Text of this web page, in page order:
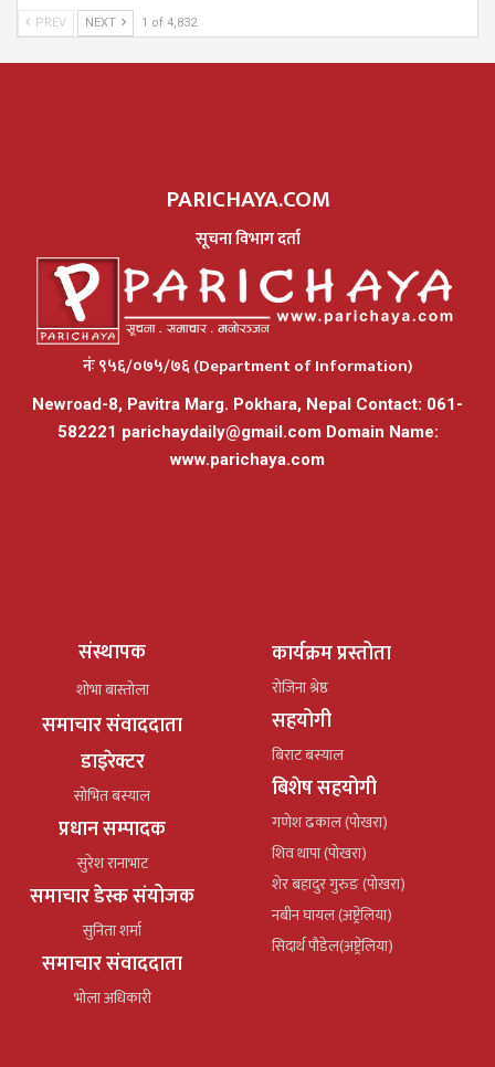
PREV NEXT 1 of 4,832
PARICHAYA.COM
सूचना विभाग दर्ता
नंः ९५६/०७५/७६ (Department of Information)
Newroad-8, Pavitra Marg. Pokhara, Nepal Contact: 061-
582221 parichaydaily@gmail.comDomain Name:
www.parichaya.com
संस्थापक
शोभा बास्तोला
समाचार संवाददाता
डाइरेक्टर
सोभित बस्याल
प्रधान सम्पादक
सुरेश रानाभाट
समाचार डेस्क संयोजक
सुनिता शर्मा
समाचार संवाददाता
भोला अधिकारी
कार्यक्रम प्रस्तोता
रोजिना श्रेष्ठ
सहयोगी
बिराट बस्याल
बिशेष सहयोगी
गणेश ढकाल (पोखरा)
शिव थापा (पोखरा)
शेर बहादुर गुरुङ (पोखरा)
नबीन घायल (अष्ट्रेलिया)
सिदार्थ पौडेल(अष्ट्रेलिया)